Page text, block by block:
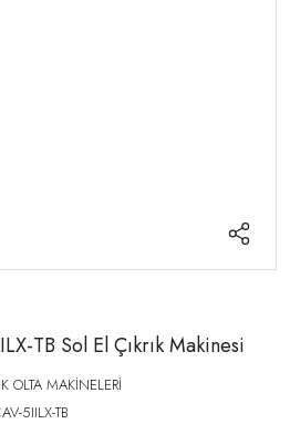
TB Sol El Çıkrık Makinesi
OLTA MAKİNELERİ
5IILX-TB